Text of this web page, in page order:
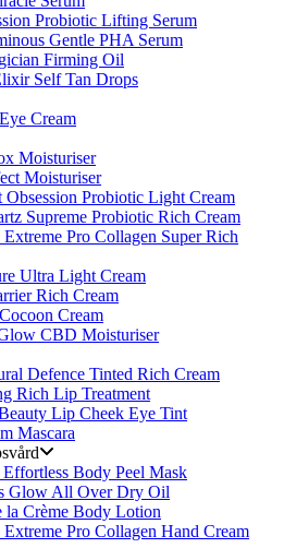
Probiotic Lifting Serum
Gentle PHA Serum
Firming Oil
Self Tan Drops
Cream
Moisturiser
Moisturiser
Obsession Probiotic Light Cream
Supreme Probiotic Rich Cream
Pro Collagen Super Rich
Ultra Light Cream
Rich Cream
Cream
CBD Moisturiser
Defence Tinted Rich Cream
Rich Lip Treatment
Lip Cheek Eye Tint
Mascara
Body Peel Mask
Glow All Over Dry Oil
la Crème Body Lotion
Pro Collagen Hand Cream